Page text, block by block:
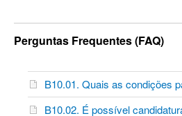
Perguntas Frequentes (FAQ)
B10.01. Quais as condições
B10.02. É possível